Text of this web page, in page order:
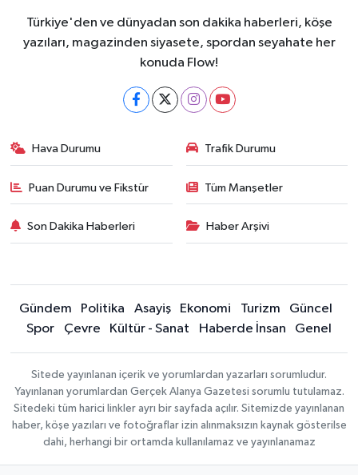
Türkiye'den ve dünyadan son dakika haberleri, köşe
yazıları, magazinden siyasete, spordan seyahate her
konuda Flow!
Hava Durumu Trafik Durumu
Puan Durumu ve Fikstür Tüm Manşetler
Son Dakika Haberleri Haber Arşivi
Gündem Politika Asayiş Ekonomi Turizm
Güncel
Spor
Çevre Kültür - Sanat Haberde İnsan Genel
Sitede yayınlanan içerik ve yorumlardan yazarları sorumludur.
Yayınlanan yorumlardan Gerçek Alanya Gazetesi sorumlu tutulamaz.
Sitedeki tüm harici linkler ayrı bir sayfada açılır. Sitemizde yayınlanan
haber, köşe yazıları ve fotoğraflar izin alınmaksızın kaynak gösterilse
dahi, herhangi bir ortamda kullanılamaz ve yayınlanamaz